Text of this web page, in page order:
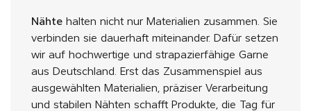
Nähte halten nicht nur Materialien zusammen. Sie
verbinden sie dauerhaft miteinander. Dafür setzen
wir auf hochwertige und strapazierfähige Garne
aus Deutschland. Erst das Zusammenspiel aus
ausgewählten Materialien, präziser Verarbeitung
und stabilen Nähten schafft Produkte, die Tag für